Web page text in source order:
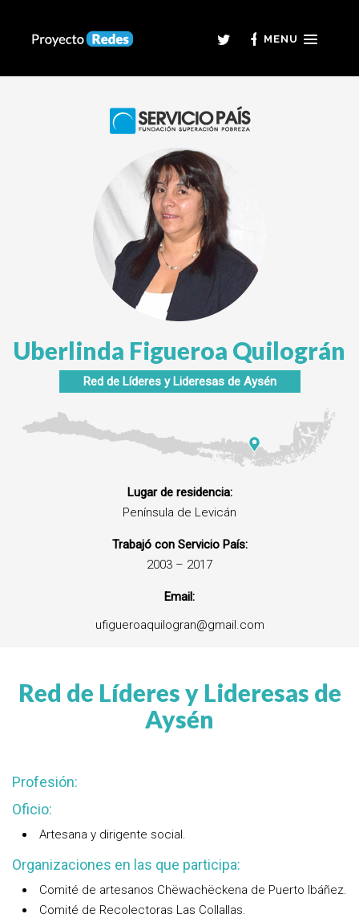
MENU
Uberlinda Figueroa Quilográn
Red de Líderes y Lideresas de Aysén
Lugar de residencia:
Península de Levicán
Trabajó con Servicio País:
2003 – 2017
Email:
ufigueroaquilogran@gmail.com
Red de Líderes y Lideresas de
Aysén
Profesión:
Oficio:
Artesana y dirigente social.
Organizaciones en las que participa:
Comité de artesanos Chëwachëckena de Puerto Ibáñez.
Comité de Recolectoras Las Collallas.